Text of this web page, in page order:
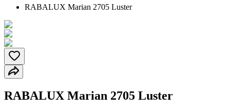
RABALUX Marian 2705 Luster
RABALUX Marian 2705 Luster